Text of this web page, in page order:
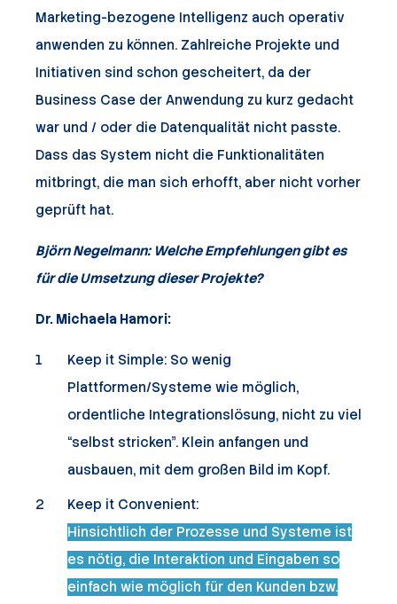
Marketing-bezogene Intelligenz auch operativ
anwenden zu können. Zahlreiche Projekte und
Initiativen sind schon gescheitert, da der
Business Case der Anwendung zu kurz gedacht
war und / oder die Datenqualität nicht passte.
Dass das System nicht die Funktionalitäten
mitbringt, die man sich erhofft, aber nicht vorher
geprüft hat.
Björn Negelmann: Welche Empfehlungen gibt es
für die Umsetzung dieser Projekte?
Dr. Michaela Hamori:
Keep it Simple: So wenig
Plattformen/Systeme wie möglich,
ordentliche Integrationslösung, nicht zu viel
“selbst stricken”. Klein anfangen und
ausbauen, mit dem großen Bild im Kopf.
Keep it Convenient:
Hinsichtlich der Prozesse und Systeme ist
es nötig, die Interaktion und Eingaben so
einfach wie möglich für den Kunden bzw.